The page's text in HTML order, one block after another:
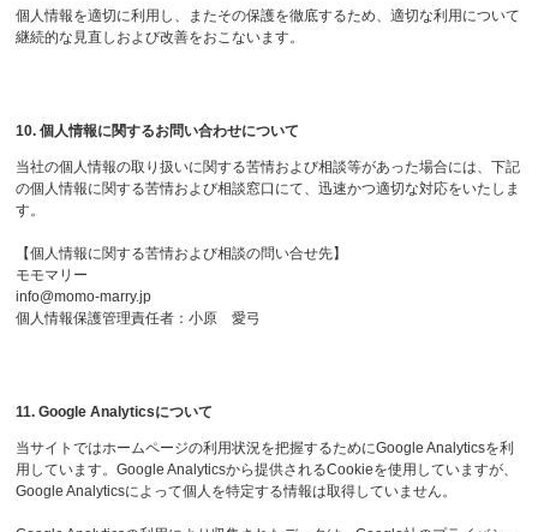
個人情報を適切に利用し、またその保護を徹底するため、適切な利用について
継続的な見直しおよび改善をおこないます。
10. 個人情報に関するお問い合わせについて
当社の個人情報の取り扱いに関する苦情および相談等があった場合には、下記
の個人情報に関する苦情および相談窓口にて、迅速かつ適切な対応をいたしま
す。
【個人情報に関する苦情および相談の問い合せ先】
モモマリー
info@momo-marry.jp
個人情報保護管理責任者：小原 愛弓
11. Google Analyticsについて
当サイトではホームページの利用状況を把握するためにGoogle Analyticsを利
用しています。Google Analyticsから提供されるCookieを使用していますが、
Google Analyticsによって個人を特定する情報は取得していません。